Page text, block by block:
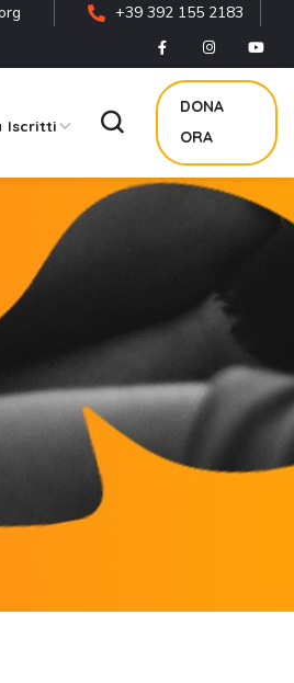
+39 392 155 2183
Iscritti
DONA
ORA